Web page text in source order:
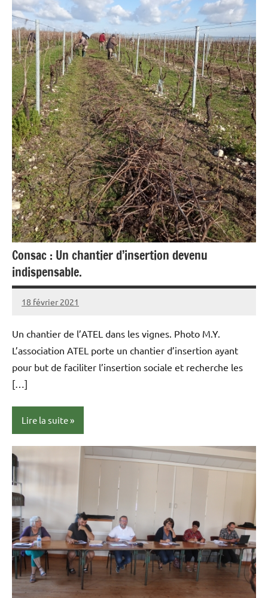
Consac : Un chantier d’insertion devenu
indispensable.
18 février 2021
admin
Aucun
Un chantier de l’ATEL dans les vignes. Photo M.Y.
L’association ATEL porte un chantier d’insertion ayant
pour but de faciliter l’insertion sociale et recherche les
[…]
Lire la suite